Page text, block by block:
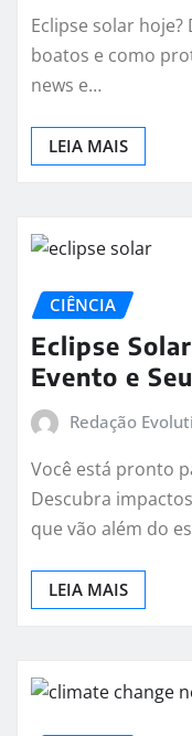
Eclipse solar
boatos e como
news e…
LEIA MAIS
CIÊNCIA
Eclipse
Evento e
Redação
Você está pronto
Descubra
que vão além do
LEIA MAIS